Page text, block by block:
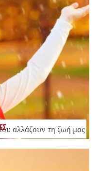
αλλάζουν τη ζωή μας